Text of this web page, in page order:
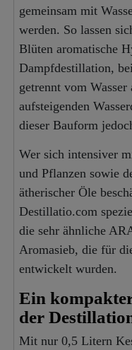
gemeinsam mit
werden. So lassen
Blüten aromatische
Dampfdestillation,
getrennt vom
aufsteigenden
dieser Bauform
Wer sich intensiver
und Pflanzen sowie
ätherischer Öle
Destillatio.com
die sehr ähnliche
Aromasieb, die für
entwickelt wurden.
Ein
der
Mit nur 0,5 Litern